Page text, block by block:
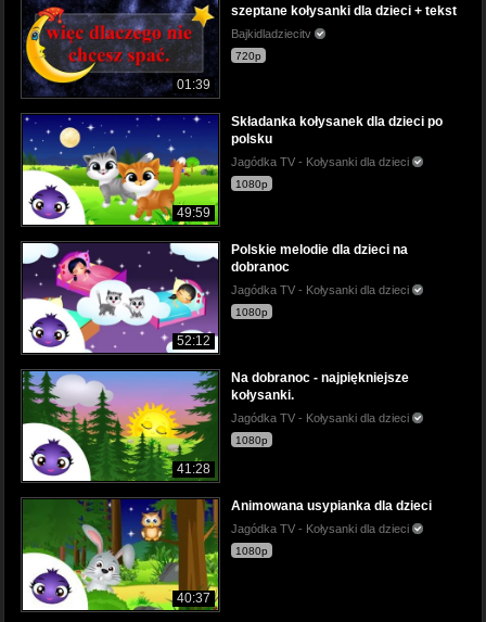
01:39
szeptane kołysanki dla dzieci + tekst
Bajkidladziecitv
720p
49:59
Składanka kołysanek dla dzieci po
polsku
Jagódka TV - Kołysanki dla dzieci
1080p
52:12
Polskie melodie dla dzieci na
dobranoc
Jagódka TV - Kołysanki dla dzieci
1080p
41:28
Na dobranoc - najpiękniejsze
kołysanki.
Jagódka TV - Kołysanki dla dzieci
1080p
40:37
Animowana usypianka dla dzieci
Jagódka TV - Kołysanki dla dzieci
1080p